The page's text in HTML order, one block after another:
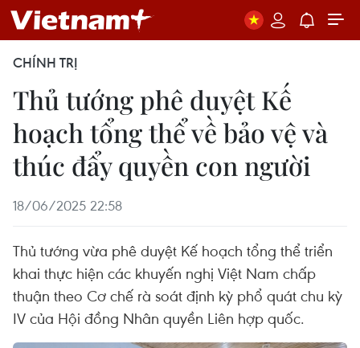
CHÍNH TRỊ
Thủ tướng phê duyệt Kế
hoạch tổng thể về bảo vệ và
thúc đẩy quyền con người
18/06/2025 22:58
Thủ tướng vừa phê duyệt Kế hoạch tổng thể triển
khai thực hiện các khuyến nghị Việt Nam chấp
thuận theo Cơ chế rà soát định kỳ phổ quát chu kỳ
IV của Hội đồng Nhân quyền Liên hợp quốc.